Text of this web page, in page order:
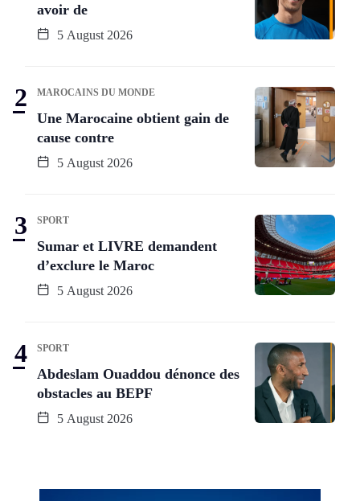
avoir de
5 August 2026
MAROCAINS DU MONDE
Une Marocaine obtient gain de
cause contre
5 August 2026
SPORT
Sumar et LIVRE demandent
d’exclure le Maroc
5 August 2026
SPORT
Abdeslam Ouaddou dénonce des
obstacles au BEPF
5 August 2026